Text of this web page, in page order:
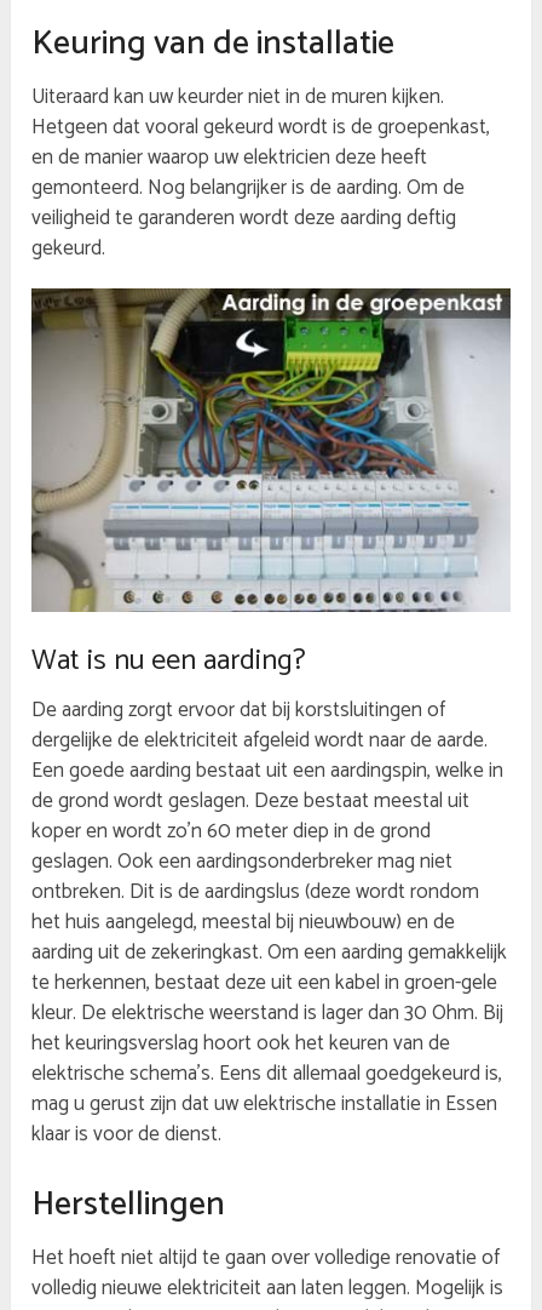
Keuring van de installatie
Uiteraard kan uw keurder niet in de muren kijken.
Hetgeen dat vooral gekeurd wordt is de groepenkast,
en de manier waarop uw elektricien deze heeft
gemonteerd. Nog belangrijker is de aarding. Om de
veiligheid te garanderen wordt deze aarding deftig
gekeurd.
Wat is nu een aarding?
De aarding zorgt ervoor dat bij korstsluitingen of
dergelijke de elektriciteit afgeleid wordt naar de aarde.
Een goede aarding bestaat uit een aardingspin, welke in
de grond wordt geslagen. Deze bestaat meestal uit
koper en wordt zo’n 60 meter diep in de grond
geslagen. Ook een aardingsonderbreker mag niet
ontbreken. Dit is de aardingslus (deze wordt rondom
het huis aangelegd, meestal bij nieuwbouw) en de
aarding uit de zekeringkast. Om een aarding gemakkelijk
te herkennen, bestaat deze uit een kabel in groen-gele
kleur. De elektrische weerstand is lager dan 30 Ohm. Bij
het keuringsverslag hoort ook het keuren van de
elektrische schema’s. Eens dit allemaal goedgekeurd is,
mag u gerust zijn dat uw elektrische installatie in Essen
klaar is voor de dienst.
Herstellingen
Het hoeft niet altijd te gaan over volledige renovatie of
volledig nieuwe elektriciteit aan laten leggen. Mogelijk is